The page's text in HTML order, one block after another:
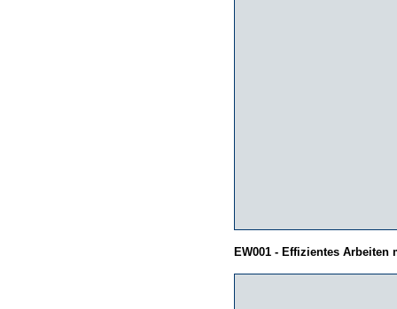
EW001 - Effizientes